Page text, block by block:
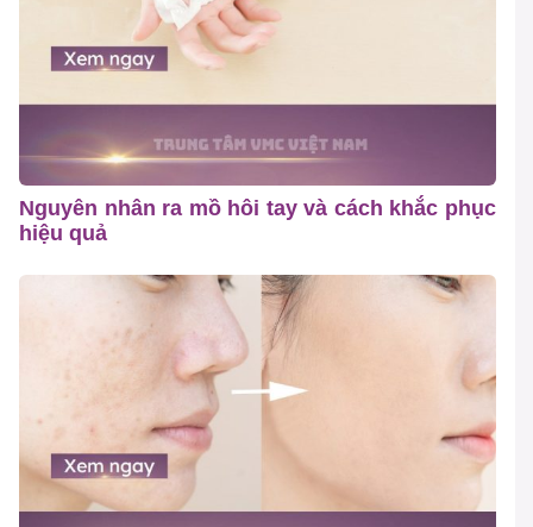
Nguyên nhân ra mồ hôi tay và cách khắc phục
hiệu quả